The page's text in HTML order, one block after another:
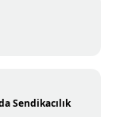
Sendikacılık